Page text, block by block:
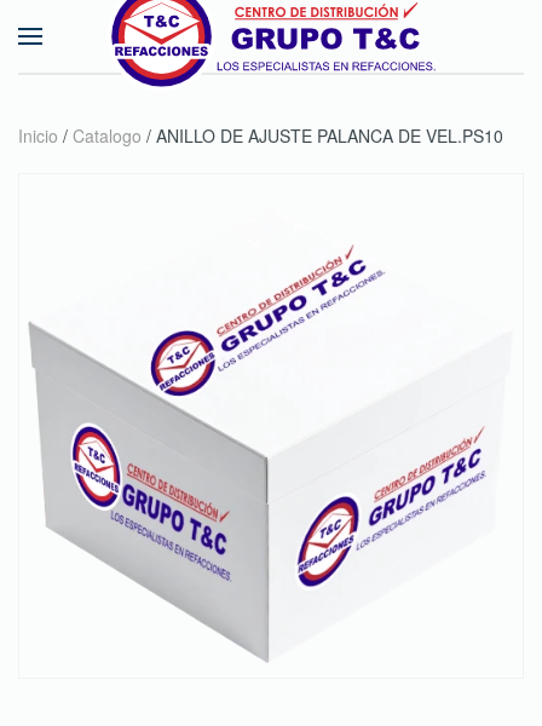
Skip to main content
Inicio / Catalogo / ANILLO DE AJUSTE PALANCA DE VEL.PS10